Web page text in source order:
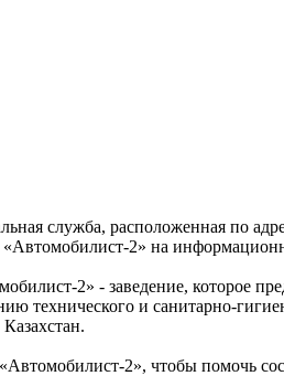
служба, расположенная по
2» на
2» - заведение, которое
технического и санитарно-
2», чтобы помочь